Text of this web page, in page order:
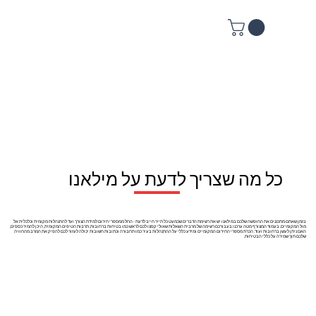
כל מה שצריך לדעת על מילאנו
בזמן שאתם מתכננים את החופשה שלכם במילאנו יש את רשימת הדברים שכמעט כל תייר חייב לדעת - החל ממספרי חירום למידת הצורך ועד להתנהלות מקומית וכלכלית אל
מול המקומיים. בעמוד המצורף מטה ערכנו בעבורכם רשימה של מרבית השאלות שאולי קפצו לכם לראש כמו בטיחות ברחובות, תרבות הטיפים המקומית, היכן להמיר כספים,
האם ניתן לעשן ברחובות ועוד. הכרת מספרי החירום המקומיים ומידע כללי על ההתנהלות בעיר כמו תחבורה וכתובות חשובות יכולה לעזור לכם להפיק את המרב מהחוויה
שלכם תוך שמירה על כללי הבטיחות.